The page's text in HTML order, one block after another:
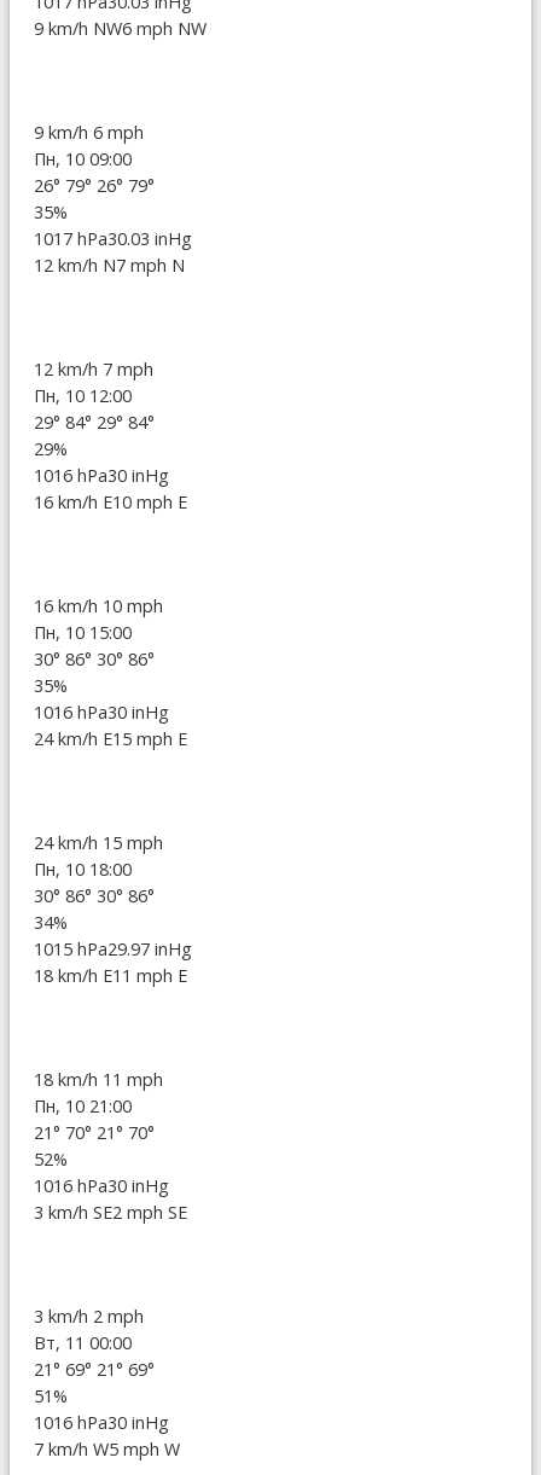
9 km/h NW6 mph NW
9 km/h 6 mph
Пн, 10 09:00
26° 79° 26° 79°
35%
1017 hPa30.03 inHg
12 km/h N7 mph N
12 km/h 7 mph
Пн, 10 12:00
29° 84° 29° 84°
29%
1016 hPa30 inHg
16 km/h E10 mph E
16 km/h 10 mph
Пн, 10 15:00
30° 86° 30° 86°
35%
1016 hPa30 inHg
24 km/h E15 mph E
24 km/h 15 mph
Пн, 10 18:00
30° 86° 30° 86°
34%
1015 hPa29.97 inHg
18 km/h E11 mph E
18 km/h 11 mph
Пн, 10 21:00
21° 70° 21° 70°
52%
1016 hPa30 inHg
3 km/h SE2 mph SE
3 km/h 2 mph
Вт, 11 00:00
21° 69° 21° 69°
51%
1016 hPa30 inHg
7 km/h W5 mph W